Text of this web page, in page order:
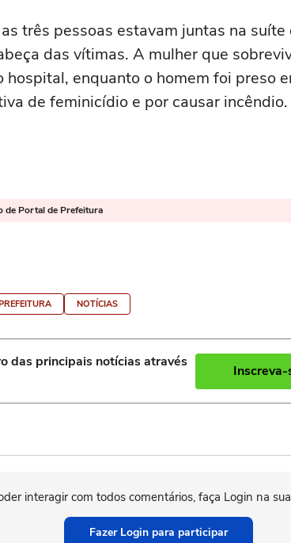
três pessoas estavam juntas na
das vítimas. A mulher que
hospital, enquanto o homem foi preso
de feminicídio e por causar incêndio.
de Portal de Prefeitura
NOTÍCIAS
das principais notícias através
Inscreva-
interagir com todos comentários, faça Login na
Fazer Login para participar